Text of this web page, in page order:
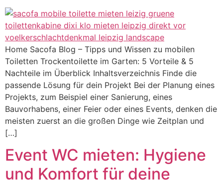
Home Sacofa Blog – Tipps und Wissen zu mobilen
Toiletten Trockentoilette im Garten: 5 Vorteile & 5
Nachteile im Überblick Inhaltsverzeichnis Finde die
passende Lösung für dein Projekt Bei der Planung eines
Projekts, zum Beispiel einer Sanierung, eines
Bauvorhabens, einer Feier oder eines Events, denken die
meisten zuerst an die großen Dinge wie Zeitplan und
[…]
Event WC mieten: Hygiene
und Komfort für deine